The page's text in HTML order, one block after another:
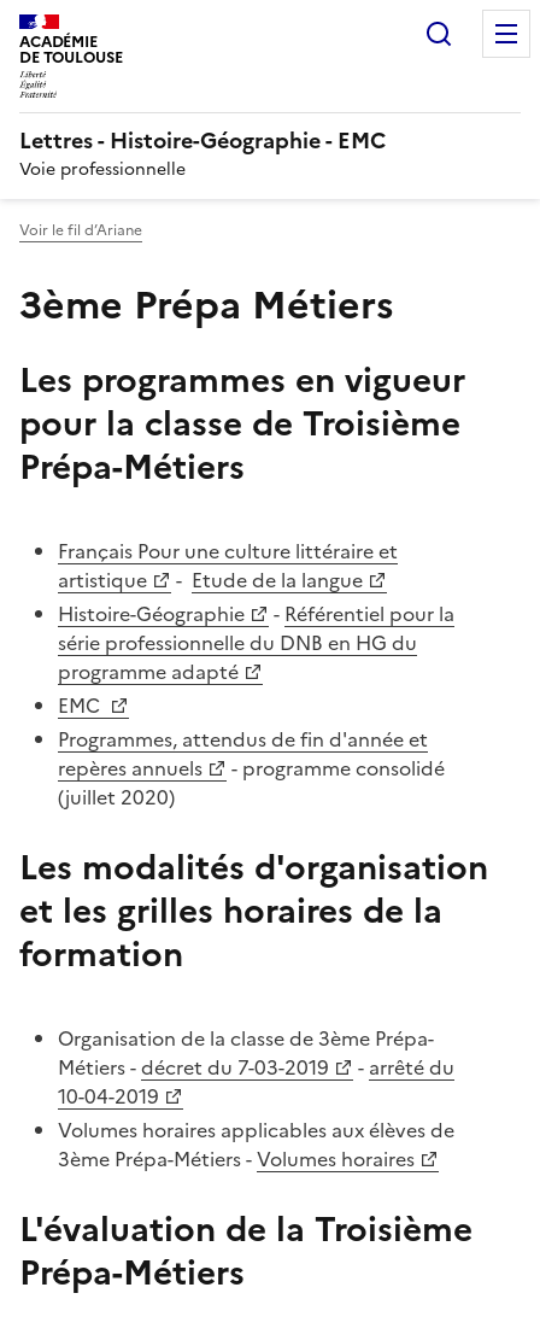
ACADÉMIE
DE TOULOUSE
Lettres - Histoire-Géographie - EMC
Voie professionnelle
Voir le fil d’Ariane
3ème Prépa Métiers
Les programmes en vigueur
pour la classe de Troisième
Prépa-Métiers
Français Pour une culture littéraire et
artistique
- Etude de la langue
Histoire-Géographie
- Référentiel pour la
série professionnelle du DNB en HG du
programme adapté
EMC
Programmes, attendus de fin d'année et
repères annuels
- programme consolidé
(juillet 2020)
Les modalités d'organisation
et les grilles horaires de la
formation
Organisation de la classe de 3ème Prépa-
Métiers -décret du 7-03-2019 - arrêté du
10-04-2019
Volumes horaires applicables aux élèves de
3ème Prépa-Métiers -Volumes horaires
L'évaluation de la Troisième
Prépa-Métiers